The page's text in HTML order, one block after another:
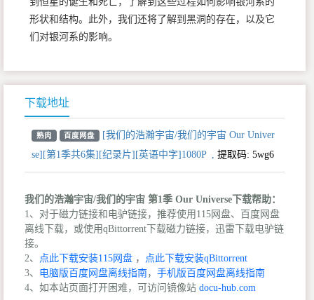
形状和结构。此外，我们还将了解到黑洞的存在，以及它
们对银河系的影响。
下载地址
熟肉 百度网盘
[我们的浩瀚宇宙/我们的宇宙 Our Univer
se][第1季共6集][纪录片][英语中字]1080P, 提取码: 5wg6
我们的浩瀚宇宙/我们的宇宙 第1季 Our Universe下载帮助：
1、对于磁力链接和电驴链接，推荐使用115网盘、百度网盘
离线下载，或使用qBittorrent下载磁力链接，迅雷下载电驴链
接。
2、
点此下载安装115网盘 ，
点此下载安装qBittorrent
3、 电脑版百度网盘离线指南， 手机版百度网盘离线指南
4、如本站页面打开困难，可访问镜像站 docu-hub.com